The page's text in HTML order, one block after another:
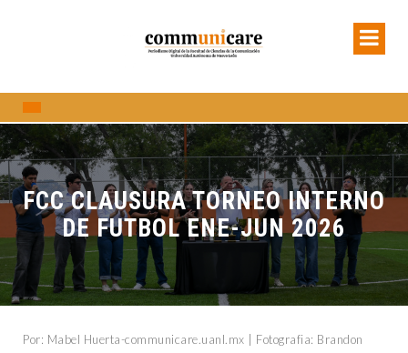
FCC CLAUSURA TORNEO INTERNO
DE FUTBOL ENE-JUN 2026
Por: Mabel Huerta-communicare.uanl.mx | Fotografia: Brandon